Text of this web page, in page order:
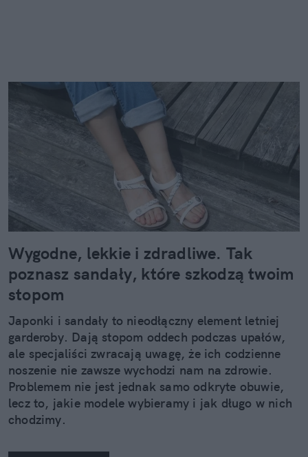
Wygodne, lekkie i zdradliwe. Tak
poznasz sandały, które szkodzą twoim
stopom
Japonki i sandały to nieodłączny element letniej
garderoby. Dają stopom oddech podczas upałów,
ale specjaliści zwracają uwagę, że ich codzienne
noszenie nie zawsze wychodzi nam na zdrowie.
Problemem nie jest jednak samo odkryte obuwie,
lecz to, jakie modele wybieramy i jak długo w nich
chodzimy.